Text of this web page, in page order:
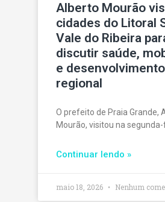
Alberto Mourão
cidades do Litoral
Vale do Ribeira
discutir saúde,
e desenvolvimento
regional
O prefeito de Praia Grande,
Mourão, visitou na
Continuar lendo »
maio 18, 2026 Nenhum